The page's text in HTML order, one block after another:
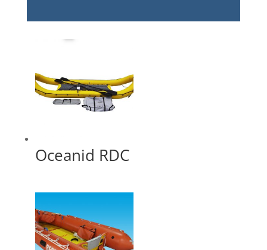
Oceanid RDC